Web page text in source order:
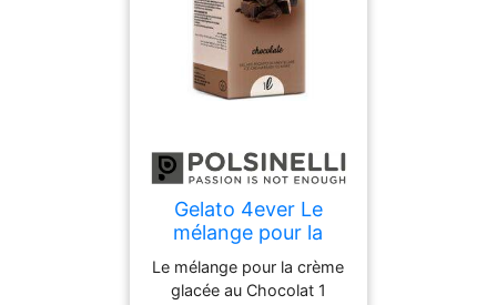
Gelato 4ever Le
mélange pour la
crème glacée au
Chocolat 1 L
Le mélange pour la crème
glacée au Chocolat 1